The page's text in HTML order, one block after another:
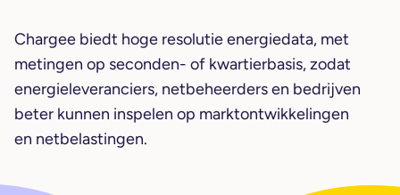
Chargee biedt hoge resolutie energiedata, met
metingen op seconden- of kwartierbasis, zodat
energieleveranciers, netbeheerders en bedrijven
beter kunnen inspelen op marktontwikkelingen
en netbelastingen.